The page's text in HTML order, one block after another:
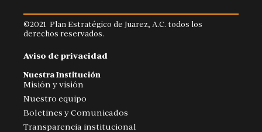
©2021 Plan Estratégico de Juarez, A.C. todos los
derechos reservados.
Aviso de privacidad
Nuestra Institución
Misión y visión
Nuestro equipo
Boletines y Comunicados
Transparencia institucional